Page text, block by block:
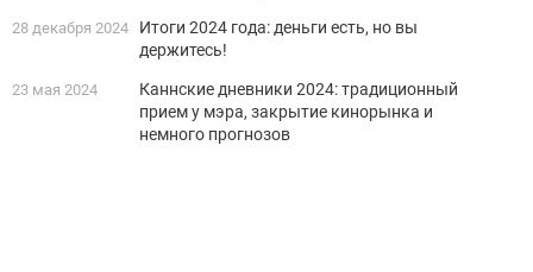
28 декабря 2024
Итоги 2024 года: деньги есть, но вы
держитесь!
23 мая 2024
Каннские дневники 2024: традиционный
прием у мэра, закрытие кинорынка и
немного прогнозов